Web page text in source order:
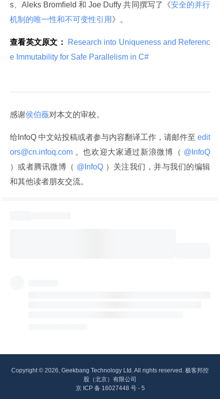
s、Aleks Bromﬁeld 和 Joe Duffy 共同撰写了《安全的并行
机制的唯一性和不可变性引用 》。
查看英文原文：
Research into Uniqueness and Referenc
e Immutability for Safe Parallelism in C#
感谢侯伯薇对本文的审校。
给InfoQ 中文站投稿或者参与内容翻译工作，请邮件至 edit
ors@cn.infoq.com 。也欢迎大家通过新浪微博（
）或者腾讯微博（ @InfoQ ）关注我们，并与我们的编辑
和其他读者朋友交流。
Copyright © 2026, Geekbang Technology Ltd. All rights reserved. 极客邦控
股（北京）有限公司
京 ICP 备 16027448 号 - 5